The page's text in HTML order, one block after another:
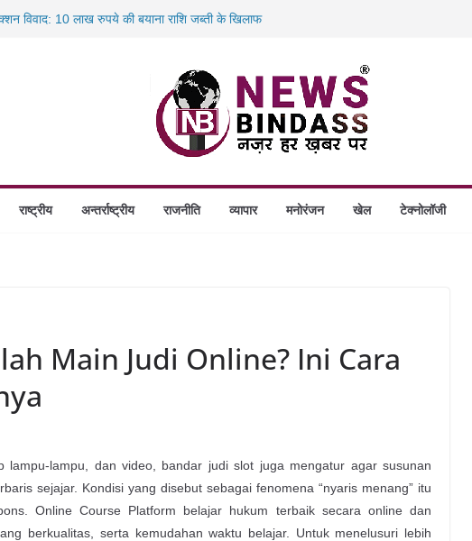
विवाद: 10 लाख रुपये की बयाना राशि जब्ती के खिलाफ
1460 गोधाम होंगे स्थापित, हर विकासखंड के 10 उत्कृष्ट गोठानों
पर दुर्ग पुलिस का बड़ा एक्शन: 13 म्यूल बैंक खाताधारक गिरफ्तार
राष्ट्रीय अन्तर्राष्ट्रीय राजनीति व्यापार मनोरंजन खेल टेक्नोलॉजी
Main Judi Online? Ini Cara
lampu-lampu, dan video, bandar judi slot juga mengatur agar susunan
sejajar. Kondisi yang disebut sebagai fenomena “nyaris menang” itu
Online Course Platform belajar hukum terbaik secara online dan
berkualitas, serta kemudahan waktu belajar. Untuk menelusuri lebih